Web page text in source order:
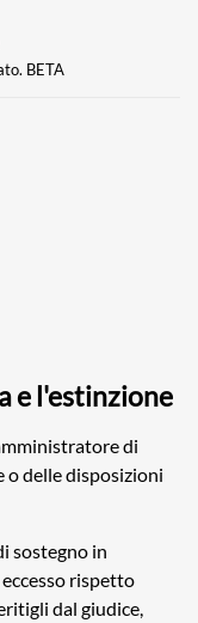
BETA
e l'estinzione
di
o delle disposizioni
sostegno in
rispetto
dal giudice,